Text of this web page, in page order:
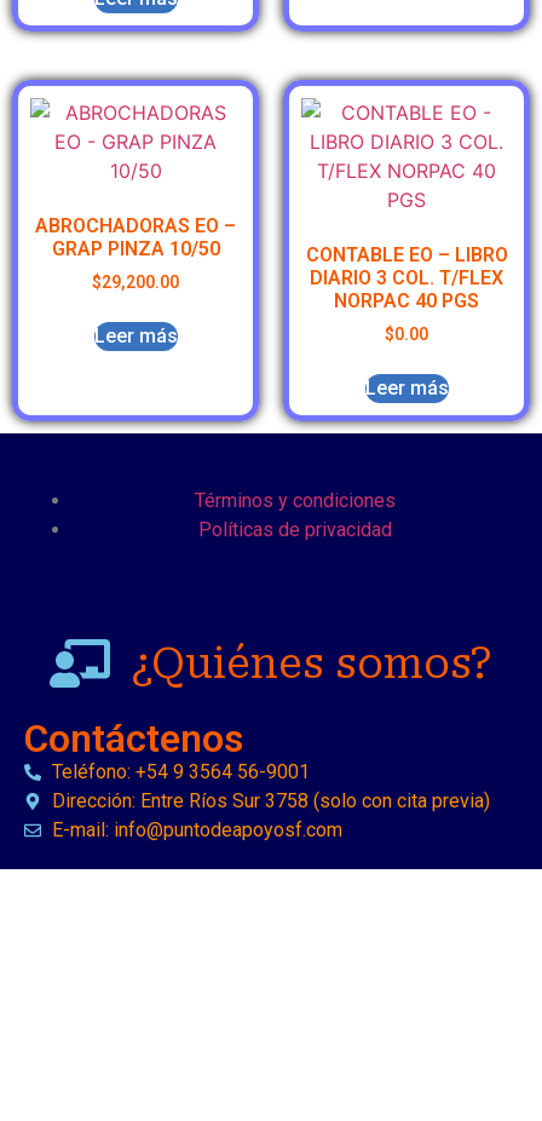
ABROCHADORAS EO –
GRAP PINZA 10/50
$29,200.00
Leer más
CONTABLE EO – LIBRO
DIARIO 3 COL. T/FLEX
NORPAC 40 PGS
$0.00
Leer más
Términos y condiciones
Políticas de privacidad
¿Quiénes somos?
Contáctenos
Teléfono: +54 9 3564 56-9001
Dirección: Entre Ríos Sur 3758 (solo con cita previa)
E-mail: info@puntodeapoyosf.com